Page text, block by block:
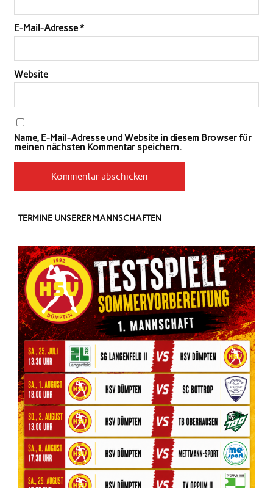
E-Mail-Adresse*
Website
Name, E-Mail-Adresse und Website in diesem Browser für
meinen nächsten Kommentar speichern.
TERMINE UNSERER MANNSCHAFTEN